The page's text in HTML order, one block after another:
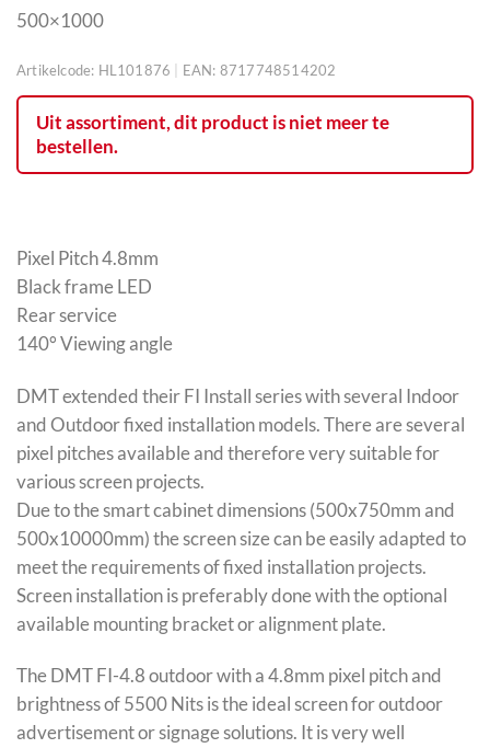
500×1000
Artikelcode: HL101876 EAN: 8717748514202
Uit assortiment, dit product is niet meer te
bestellen.
Pixel Pitch 4.8mm
Black frame LED
Rear service
140° Viewing angle
DMT extended their FI Install series with several Indoor
and Outdoor fixed installation models. There are several
pixel pitches available and therefore very suitable for
various screen projects.
Due to the smart cabinet dimensions (500x750mm and
500x10000mm) the screen size can be easily adapted to
meet the requirements of fixed installation projects.
Screen installation is preferably done with the optional
available mounting bracket or alignment plate.
The DMT FI-4.8 outdoor with a 4.8mm pixel pitch and
brightness of 5500 Nits is the ideal screen for outdoor
advertisement or signage solutions. It is very well